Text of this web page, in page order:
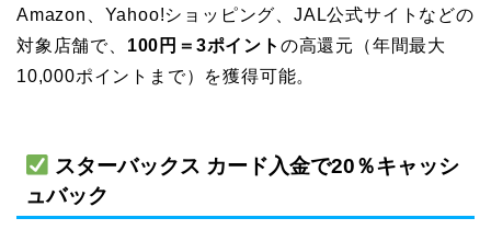
Amazon、Yahoo!ショッピング、JAL公式サイトなどの
対象店舗で、 100円＝3ポイント の高還元（年間最大
10,000ポイントまで）を獲得可能。
スターバックス カード入金で20％キャッシ
ュバック